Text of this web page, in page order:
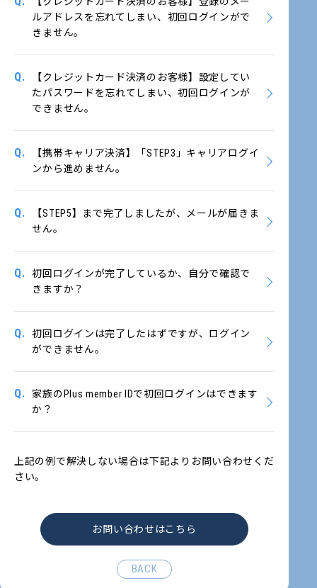
ルアドレスを忘れてしまい、初回ログインがで
きません。
Q.
【クレジットカード決済のお客様】設定してい
たパスワードを忘れてしまい、初回ログインが
できません。
Q.
【携帯キャリア決済】「STEP3」キャリアログイ
ンから進めません。
Q.
【STEP5】まで完了しましたが、メールが届きま
せん。
Q.
初回ログインが完了しているか、自分で確認で
きますか？
Q.
初回ログインは完了したはずですが、ログイン
ができません。
Q.
家族のPlus member IDで初回ログインはできます
か？
上記の例で解決しない場合は下記よりお問い合わせくだ
さい。
お問い合わせはこちら
BACK